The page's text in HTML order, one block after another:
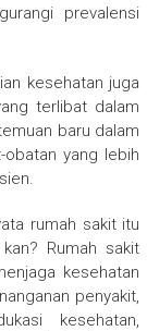
prevalensi
kesehatan juga
terlibat dalam
baru dalam
obatan yang lebih
rumah sakit itu
Rumah sakit
kesehatan
penyakit,
kesehatan,